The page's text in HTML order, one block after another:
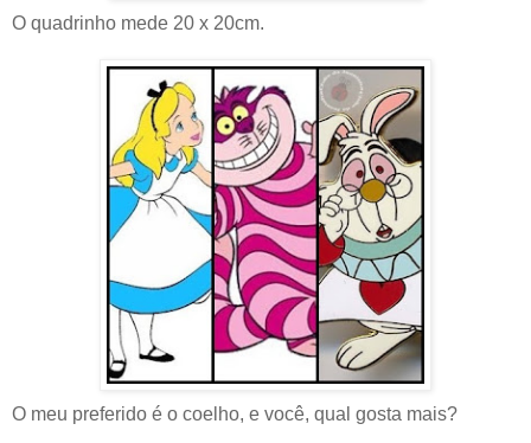
O quadrinho mede 20 x 20cm.
O meu preferido é o coelho, e você, qual gosta mais?